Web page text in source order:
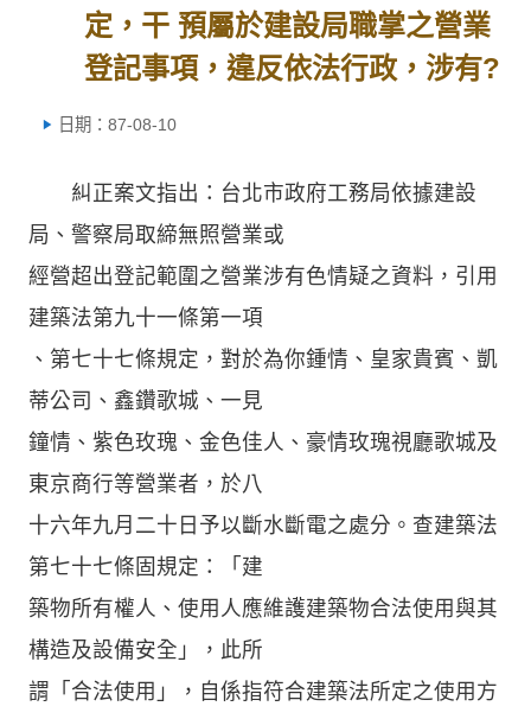
定，干 預屬於建設局職掌之營業
登記事項，違反依法行政，涉有?
日期：87-08-10
糾正案文指出：台北市政府工務局依據建設
局、警察局取締無照營業或
經營超出登記範圍之營業涉有色情疑之資料，引用
建築法第九十一條第一項
、第七十七條規定，對於為你鍾情、皇家貴賓、凱
蒂公司、鑫鑽歌城、一見
鐘情、紫色玫瑰、金色佳人、豪情玫瑰視廳歌城及
東京商行等營業者，於八
十六年九月二十日予以斷水斷電之處分。查建築法
第七十七條固規定：「建
築物所有權人、使用人應維護建築物合法使用與其
構造及設備安全」，此所
謂「合法使用」，自係指符合建築法所定之使用方